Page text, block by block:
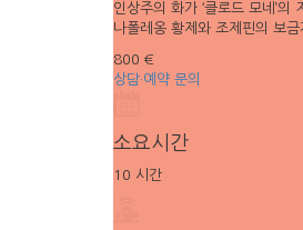
인상주의 화가 ‘클로드 모네’의
나폴레옹 황제와 조제핀의 보금
800 €
상담·예약 문의
소요시간
10 시간